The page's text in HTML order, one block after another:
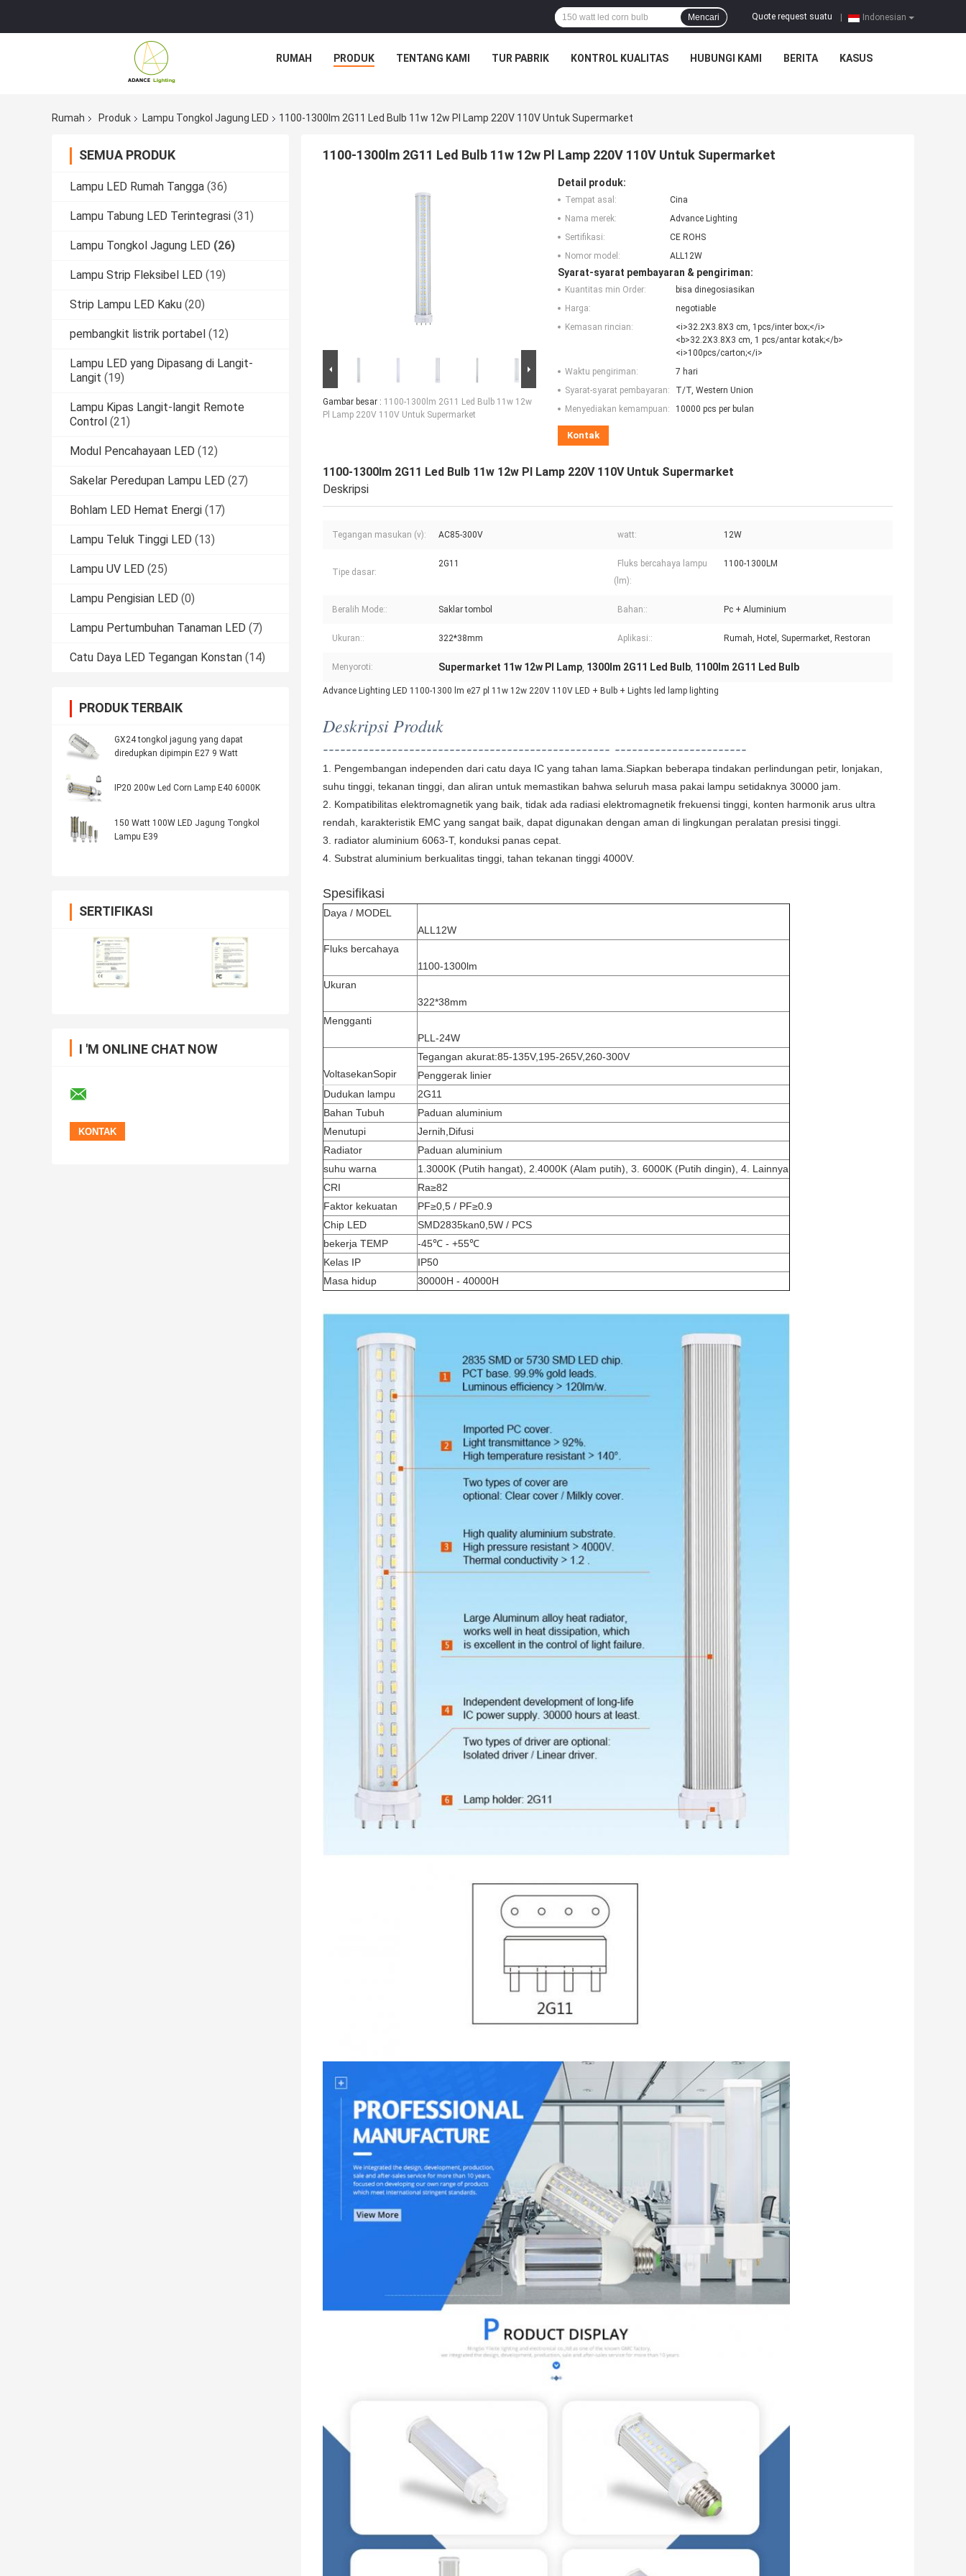
Indonesian
Quote request suatu
Mencari
RUMAH PRODUK TENTANG KAMI TUR PABRIK KONTROL KUALITAS HUBUNGI KAMI BERITA KASUS
Rumah Produk Lampu Tongkol Jagung LED 1100-1300lm 2G11 Led Bulb 11w 12w Pl Lamp 220V 110V Untuk Supermarket
SEMUA PRODUK
Lampu LED Rumah Tangga (36)
Lampu Tabung LED Terintegrasi (31)
Lampu Tongkol Jagung LED (26)
Lampu Strip Fleksibel LED (19)
Strip Lampu LED Kaku (20)
pembangkit listrik portabel (12)
Lampu LED yang Dipasang di Langit-
Langit (19)
Lampu Kipas Langit-langit Remote
Control (21)
Modul Pencahayaan LED (12)
Sakelar Peredupan Lampu LED (27)
Bohlam LED Hemat Energi (17)
Lampu Teluk Tinggi LED (13)
Lampu UV LED (25)
Lampu Pengisian LED (0)
Lampu Pertumbuhan Tanaman LED (7)
Catu Daya LED Tegangan Konstan (14)
PRODUK TERBAIK
GX24 tongkol jagung yang dapat
diredupkan dipimpin E27 9 Watt
IP20 200w Led Corn Lamp E40 6000K
150 Watt 100W LED Jagung Tongkol
Lampu E39
SERTIFIKASI
I 'M ONLINE CHAT NOW
1100-1300lm 2G11 Led Bulb 11w 12w Pl Lamp 220V 110V Untuk Supermarket
Gambar besar : 1100-1300lm 2G11 Led Bulb 11w 12w
Pl Lamp 220V 110V Untuk Supermarket
Detail produk:
Tempat asal:
Cina
Nama merek:
Advance Lighting
Sertifikasi:
CE ROHS
Nomor model:
ALL12W
Syarat-syarat pembayaran & pengiriman:
Kuantitas min Order:
bisa dinegosiasikan
Harga:
negotiable
Kemasan rincian:
<i>32.2X3.8X3 cm, 1pcs/inter box;</i>
<b>32.2X3.8X3 cm, 1 pcs/antar kotak;</b>
<i>100pcs/carton;</i>
Waktu pengiriman:
7 hari
Syarat-syarat pembayaran:
T/T, Western Union
Menyediakan kemampuan:
10000 pcs per bulan
Kontak
1100-1300lm 2G11 Led Bulb 11w 12w Pl Lamp 220V 110V Untuk Supermarket
Deskripsi
Tegangan masukan (v): AC85-300V watt: 12W
Tipe dasar:
2G11
Fluks bercahaya lampu
(lm):
1100-1300LM
Beralih Mode:: Saklar tombol Bahan:: Pc + Aluminium
Ukuran:: 322*38mm Aplikasi:: Rumah, Hotel, Supermarket, Restoran
Menyoroti: Supermarket 11w 12w Pl Lamp, 1300lm 2G11 Led Bulb, 1100lm 2G11 Led Bulb
Advance Lighting LED 1100-1300 lm e27 pl 11w 12w 220V 110V LED + Bulb + Lights led lamp lighting
Deskripsi Produk
-------------------------------------------------- -----------------------
1. Pengembangan independen dari catu daya IC yang tahan lama.Siapkan beberapa tindakan perlindungan petir, lonjakan,
suhu tinggi, tekanan tinggi, dan aliran untuk memastikan bahwa seluruh masa pakai lampu setidaknya 30000 jam.
2. Kompatibilitas elektromagnetik yang baik, tidak ada radiasi elektromagnetik frekuensi tinggi, konten harmonik arus ultra
rendah, karakteristik EMC yang sangat baik, dapat digunakan dengan aman di lingkungan peralatan presisi tinggi.
3. radiator aluminium 6063-T, konduksi panas cepat.
4. Substrat aluminium berkualitas tinggi, tahan tekanan tinggi 4000V.
Spesifikasi
Daya / MODEL
ALL12W
Fluks bercahaya
1100-1300lm
Ukuran
322*38mm
Mengganti
PLL-24W
VoltasekanSopir
Tegangan akurat:85-135V,195-265V,260-300V
Penggerak linier
Dudukan lampu
2G11
Bahan Tubuh
Paduan aluminium
Menutupi
Jernih,Difusi
Radiator
Paduan aluminium
suhu warna
1.3000K (Putih hangat), 2.4000K (Alam putih), 3. 6000K (Putih dingin), 4. Lainnya
CRI
Ra≥82
Faktor kekuatan
PF≥0,5 / PF≥0.9
Chip LED
SMD2835kan0,5W / PCS
bekerja TEMP
-45℃ - +55℃
Kelas IP
IP50
Masa hidup
30000H - 40000H